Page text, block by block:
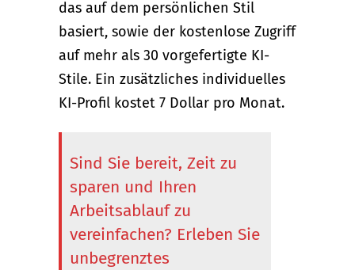
das auf dem persönlichen Stil
basiert, sowie der kostenlose Zugriff
auf mehr als 30 vorgefertigte KI-
Stile. Ein zusätzliches individuelles
KI-Profil kostet 7 Dollar pro Monat.
Sind Sie bereit, Zeit zu
sparen und Ihren
Arbeitsablauf zu
vereinfachen? Erleben Sie
unbegrenztes